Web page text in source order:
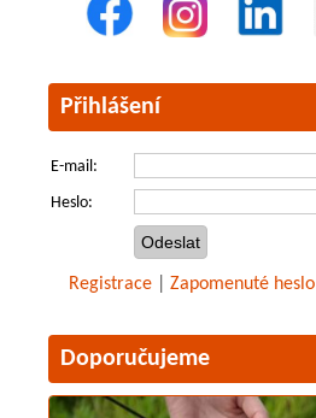
Přihlášení
E-mail:
Heslo:
Registrace Zapomenuté heslo
Doporučujeme